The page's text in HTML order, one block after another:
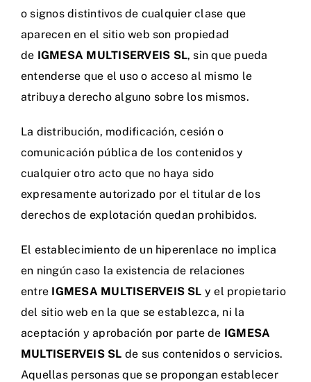
o signos distintivos de cualquier clase que
aparecen en el sitio web son propiedad
de IGMESA MULTISERVEIS SL, sin que pueda
entenderse que el uso o acceso al mismo le
atribuya derecho alguno sobre los mismos.
La distribución, modificación, cesión o
comunicación pública de los contenidos y
cualquier otro acto que no haya sido
expresamente autorizado por el titular de los
derechos de explotación quedan prohibidos.
El establecimiento de un hiperenlace no implica
en ningún caso la existencia de relaciones
entre IGMESA MULTISERVEIS SL y el propietario
del sitio web en la que se establezca, ni la
aceptación y aprobación por parte de IGMESA
MULTISERVEIS SL de sus contenidos o servicios.
Aquellas personas que se propongan establecer